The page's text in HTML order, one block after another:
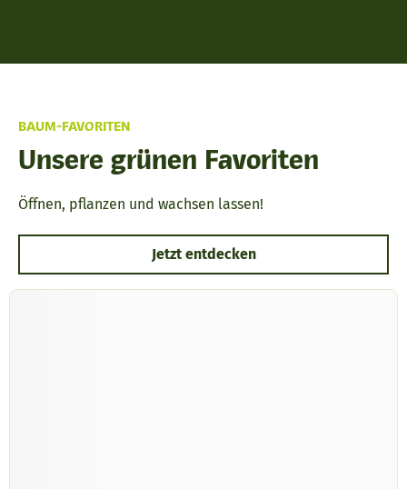
BAUM-FAVORITEN
Unsere grünen Favoriten
Öffnen, pflanzen und wachsen lassen!
Jetzt entdecken